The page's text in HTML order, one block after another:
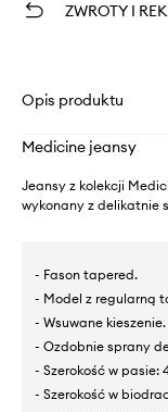
ZWROTY I
Opis produktu
Medicine jeansy
Jeansy z kolekcji
wykonany z delikatnie
- Fason tapered.
- Model z regularną
- Wsuwane kieszenie.
- Ozdobnie sprany
- Szerokość w pasie:
- Szerokość w